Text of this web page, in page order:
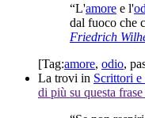
“L'amore e l'
dal fuoco che
Friedrich
[Tag:amore, odio,
La trovi in Scrittori e
di più su questa frase